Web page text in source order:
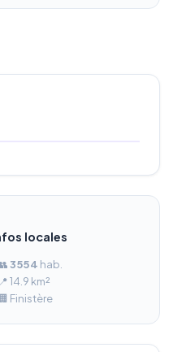
locales
3 554 hab.
📍 14.9 km²
Finistère